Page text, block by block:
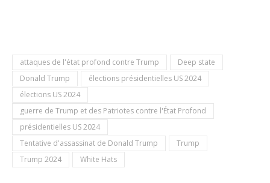
attaques de l'état profond contre Trump
Deep state
Donald Trump
élections présidentielles US 2024
élections US 2024
guerre de Trump et des Patriotes contre l'État Profond
présidentielles US 2024
Tentative d'assassinat de Donald Trump
Trump
Trump 2024
White Hats